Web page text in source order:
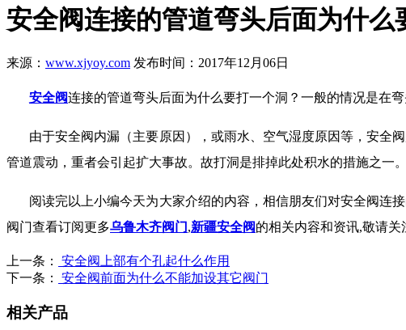
安全阀连接的管道弯头后面为什么
来源： www.xjyoy.com 发布时间：2017年12月06日
安全阀连接的管道弯头后面为什么要打一个洞？一般的情况是在
由于安全阀内漏（主要原因），或雨水、空气湿度原因等，安全
管道震动，重者会引起扩大事故。故打洞是排掉此处积水的措施之一。
阅读完以上小编今天为大家介绍的内容，相信朋友们对安全阀连
阀门查看订阅更多乌鲁木齐阀门 ,新疆安全阀的相关内容和资讯,敬请关
上一条：
安全阀上部有个孔起什么作用
下一条：
安全阀前面为什么不能加设其它阀门
相关产品